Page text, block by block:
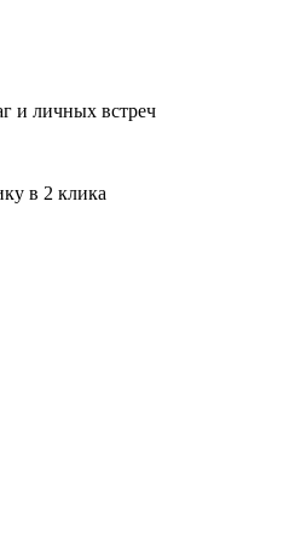
и личных встреч
в 2 клика